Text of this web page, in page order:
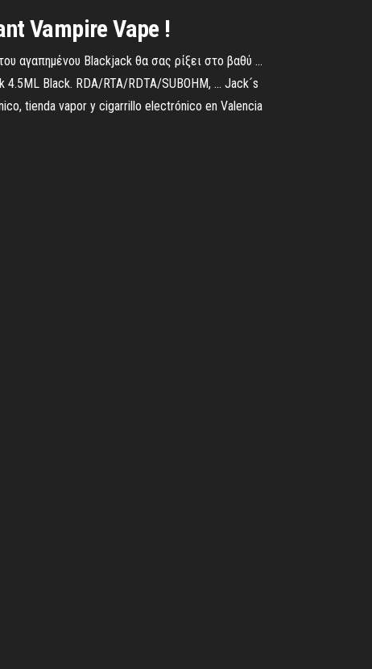
Vampire Vape !
αγαπημένου Blackjack θα σας ρίξει στο βαθύ ...
Black. RDA/RTA/RDTA/SUBOHM, ... Jack´s
tienda vapor y cigarrillo electrónico en Valencia